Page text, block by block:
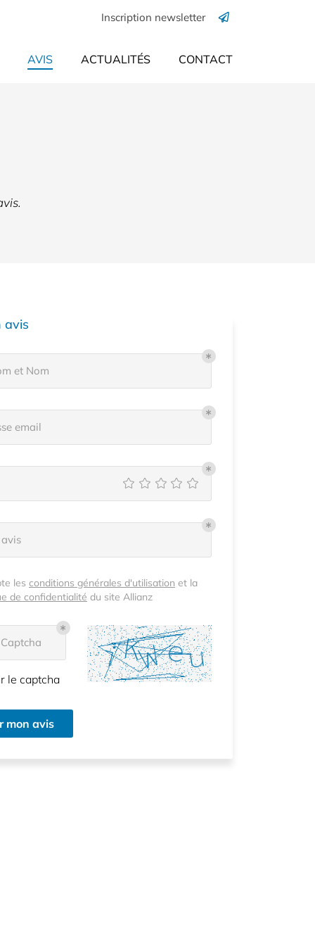
Inscription newsletter
AVIS ACTUALITÉS CONTACT
avis
et Nom
email
les conditions générales d'utilisation et la
de confidentialité du site Allianz
le captcha
mon avis